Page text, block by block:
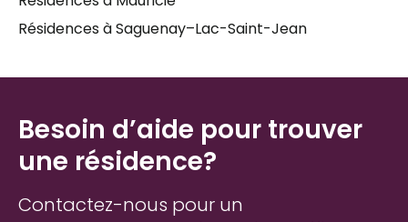
Résidences à Saguenay–Lac-Saint-Jean
Besoin d’aide pour trouver
une résidence?
Contactez-nous pour un